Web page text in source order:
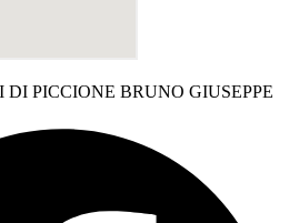
DI PICCIONE BRUNO GIUSEPPE